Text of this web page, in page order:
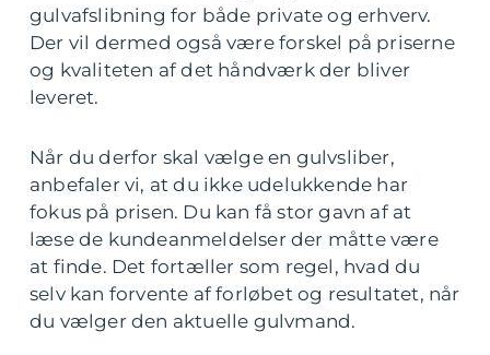
gulvafslibning for både private og erhverv.
Der vil dermed også være forskel på priserne
og kvaliteten af det håndværk der bliver
leveret.
Når du derfor skal vælge en gulvsliber,
anbefaler vi, at du ikke udelukkende har
fokus på prisen. Du kan få stor gavn af at
læse de kundeanmeldelser der måtte være
at finde. Det fortæller som regel, hvad du
selv kan forvente af forløbet og resultatet, når
du vælger den aktuelle gulvmand.